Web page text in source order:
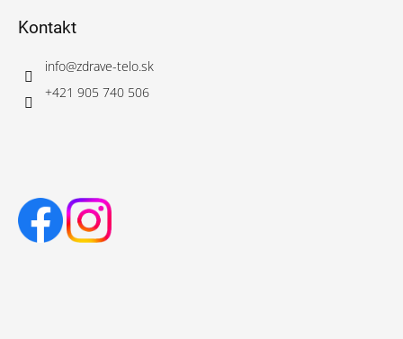
Kontakt
info@zdrave-telo.sk
+421 905 740 506